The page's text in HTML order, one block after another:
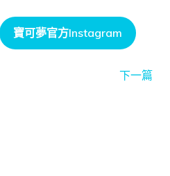
寶可夢官方Instagram
下一篇